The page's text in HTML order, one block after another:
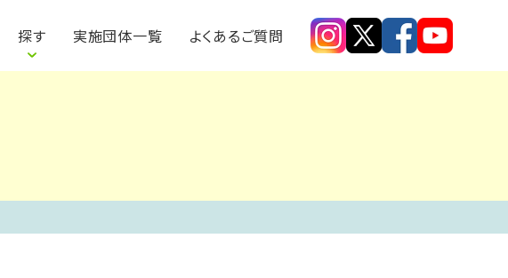
探す 実施団体一覧 よくあるご質問
の？ ワカモノメンバー取材記事
域の魅力紹介
のイベントから探す